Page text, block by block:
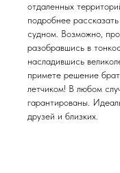
отдаленных
подробнее
судном. Возможно,
разобравшись в
насладившись
примете решение
летчиком! В любом
гарантированы.
друзей и близких.